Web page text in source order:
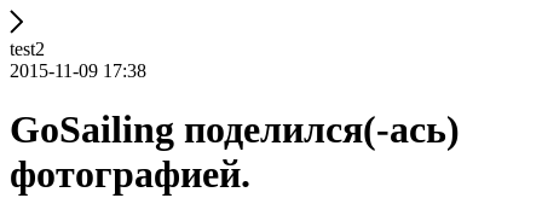
test2
2015-11-09 17:38
GoSailing поделился(-ась)
фотографией.